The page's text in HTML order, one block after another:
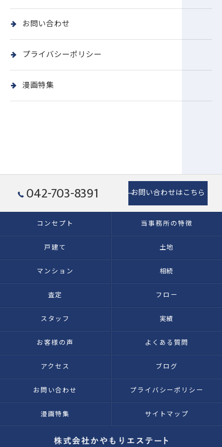
お問い合わせ
プライバシーポリシー
漫画特集
042-703-8391 お問い合わせはこちら
コンセプト 当事務所の特徴
戸建て 土地
マンション 相続
査定 フロー
スタッフ 実績
お客様の声 よくある質問
アクセス ブログ
お問い合わせ プライバシーポリシー
漫画特集 サイトマップ